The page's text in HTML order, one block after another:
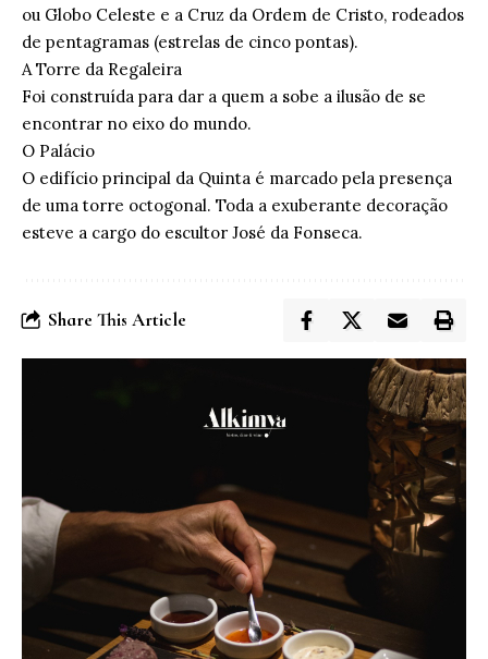
ou Globo Celeste e a Cruz da Ordem de Cristo, rodeados
de pentagramas (estrelas de cinco pontas).
A Torre da Regaleira
Foi construída para dar a quem a sobe a ilusão de se
encontrar no eixo do mundo.
O Palácio
O edifício principal da Quinta é marcado pela presença
de uma torre octogonal. Toda a exuberante decoração
esteve a cargo do escultor José da Fonseca.
Share This Article